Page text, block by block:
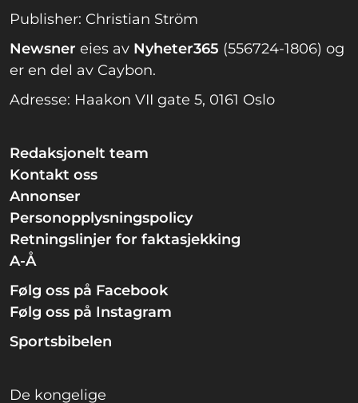
Publisher: Christian Ström
Newsner eies av Nyheter365 (556724-1806) og
er en del av Caybon.
Adresse: Haakon VII gate 5, 0161 Oslo
Redaksjonelt team
Kontakt oss
Annonser
Personopplysningspolicy
Retningslinjer for faktasjekking
A-Å
Følg oss på Facebook
Følg oss på Instagram
Sportsbibelen
De kongelige